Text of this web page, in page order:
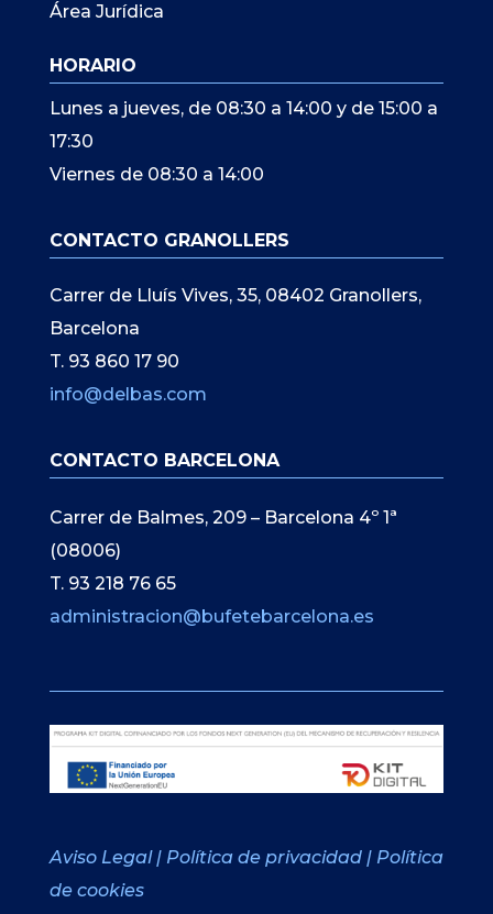
Área Jurídica
HORARIO
Lunes a jueves, de 08:30 a 14:00 y de 15:00 a
17:30
Viernes de 08:30 a 14:00
CONTACTO GRANOLLERS
Carrer de Lluís Vives, 35, 08402 Granollers,
Barcelona
T. 93 860 17 90
info@delbas.com
CONTACTO BARCELONA
Carrer de Balmes, 209 – Barcelona 4º 1ª
(08006)
T. 93 218 76 65
administracion@bufetebarcelona.es
Aviso Legal | Política de privacidad | Política
de cookies